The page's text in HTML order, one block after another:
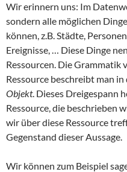
Wir erinnern uns: Im
sondern alle möglichen
können, z.B. Städte,
Ereignisse, … Diese Dinge
Ressourcen. Die Grammatik
Ressource beschreibt man in
Objekt. Dieses Dreigespann
Ressource, die beschrieben
wir über diese Ressource
Gegenstand dieser Aussage.
Wir können zum Beispiel